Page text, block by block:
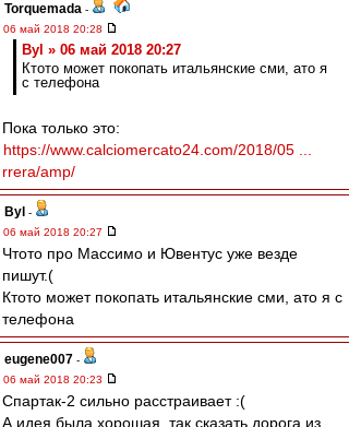
Torquemada -
06 май 2018 20:28
Byl » 06 май 2018 20:27
Ктото может покопать итальянские сми, ато я
с телефона
Пока только это:
https://www.calciomercato24.com/2018/05 ...
rrera/amp/
Byl -
06 май 2018 20:27
Чтото про Массимо и Ювентус уже везде
пишут.(
Ктото может покопать итальянские сми, ато я с
телефона
eugene007 -
06 май 2018 20:23
Спартак-2 сильно расстраивает :(
А идея была хорошая, так сказать дорога из